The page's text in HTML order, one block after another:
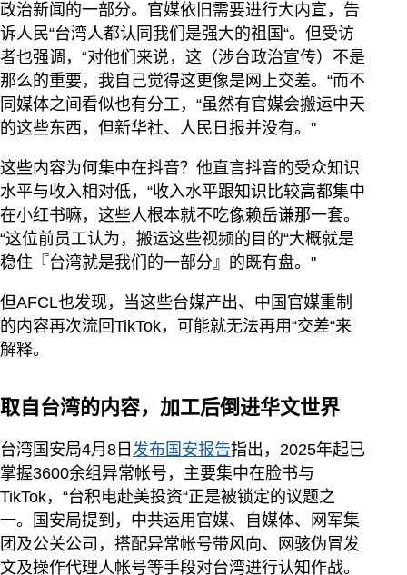
政治新闻的一部分。官媒依旧需要进行大内宣，告
诉人民“台湾人都认同我们是强大的祖国“。但受访
者也强调，“对他们来说，这（涉台政治宣传）不是
那么的重要，我自己觉得这更像是网上交差。“而不
同媒体之间看似也有分工，“虽然有官媒会搬运中天
的这些东西，但新华社、人民日报并没有。"
这些内容为何集中在抖音？他直言抖音的受众知识
水平与收入相对低，“收入水平跟知识比较高都集中
在小红书嘛，这些人根本就不吃像赖岳谦那一套。
“这位前员工认为，搬运这些视频的目的“大概就是
稳住『台湾就是我们的一部分』的既有盘。"
但AFCL也发现，当这些台媒产出、中国官媒重制
的内容再次流回TikTok，可能就无法再用“交差“来
解释。
取自台湾的内容，加工后倒进华文世界
台湾国安局4月8日 发布国安报告指出，2025年起已
掌握3600余组异常帐号，主要集中在脸书与
TikTok，“台积电赴美投资“正是被锁定的议题之
一。国安局提到，中共运用官媒、自媒体、网军集
团及公关公司，搭配异常帐号带风向、网骇伪冒发
文及操作代理人帐号等手段对台湾进行认知作战。